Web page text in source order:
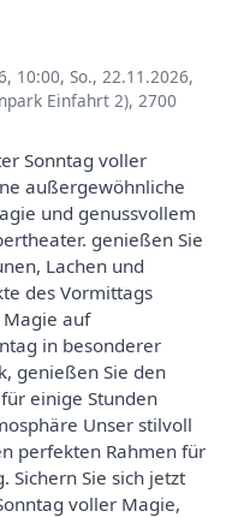
10:00, So., 22.11.2026,
Einfahrt 2), 2700
Sonntag voller
außergewöhnliche
und genussvollem
genießen Sie
Lachen und
des Vormittags
Magie auf
in besonderer
genießen Sie den
einige Stunden
Unser stilvoll
perfekten Rahmen für
Sichern Sie sich jetzt
voller Magie,